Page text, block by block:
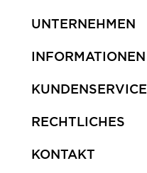
UNTERNEHMEN
INFORMATIONEN
KUNDENSERVICE
RECHTLICHES
KONTAKT